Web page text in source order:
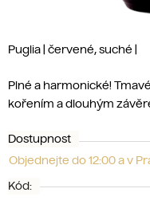
Puglia | červené, suché |
Plné a harmonické!
kořením a dlouhým
Dostupnost
Objednejte do 12:00 a v
Kód: